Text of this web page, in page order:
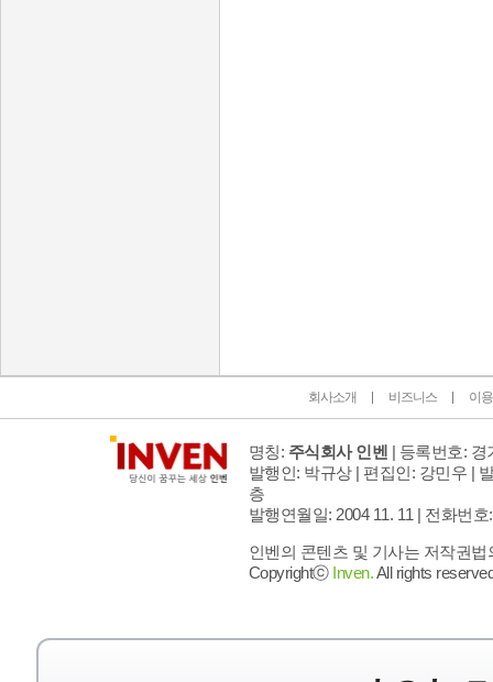
회사소개 비즈니스 이
명칭: 주식회사 인벤 | 등록번호: 경
발행인: 박규상 | 편집인: 강민우 |
층
발행연월일: 2004 11. 11 | 전화번호
인벤의 콘텐츠 및 기사는 저작권
Copyrightⓒ Inven.All rights